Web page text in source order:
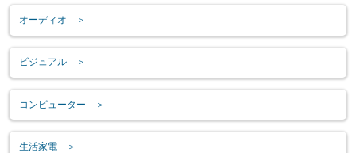
オーディオ ＞
ビジュアル ＞
コンピューター ＞
生活家電 ＞